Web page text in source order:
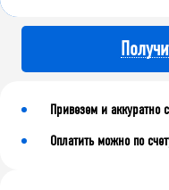
Привезем и аккуратно
Оплатить можно по